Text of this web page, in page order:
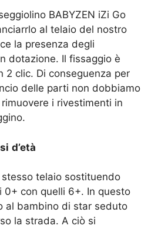
BABYZEN iZi Go
al telaio del nostro
la presenza degli
dotazione. Il fissaggio è
2 clic. Di conseguenza per
delle parti non dobbiamo
i rivestimenti in
d’età
telaio sostituendo
0+ con quelli 6+. In questo
al bambino di star seduto
la strada. A ciò si